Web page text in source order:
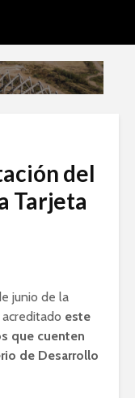
del
Tarjeta
junio de la
este
que cuenten
de Desarrollo